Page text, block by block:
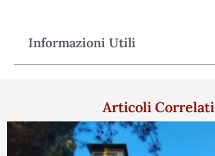
Informazioni Utili
Articoli Correlati